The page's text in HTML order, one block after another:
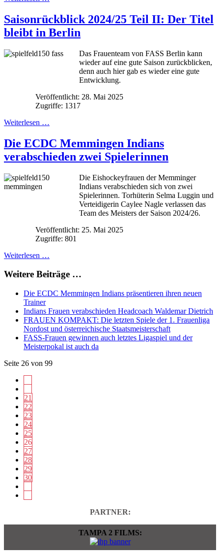
Saisonrückblick 2024/25 Teil II: Der Titel
bleibt in Berlin
Das Frauenteam von FASS Berlin kann
wieder auf eine gute Saison zurückblicken,
denn auch hier gab es wieder eine gute
Entwicklung.
Veröffentlicht: 28. Mai 2025
Zugriffe: 1317
Weiterlesen …
Die ECDC Memmingen Indians
verabschieden zwei Spielerinnen
Die Eishockeyfrauen der Memminger
Indians verabschieden sich von zwei
Spielerinnen. Torhüterin Selma Luggin und
Verteidigerin Caylee Nagle verlassen das
Team des Meisters der Saison 2024/26.
Veröffentlicht: 25. Mai 2025
Zugriffe: 801
Weiterlesen …
Weitere Beiträge …
Die ECDC Memmingen Indians präsentieren ihren neuen
Trainer
Indians Frauen verabschieden Headcoach Waldemar Dietrich
FRAUEN KOMPAKT: Die letzten Spiele der 1. Frauenliga
Nordost und österreichische Staatsmeisterschaft
FASS-Frauen gewinnen auch letztes Ligaspiel und der
Meisterpokal ist auch da
Seite 26 von 99
21
22
23
24
25
26
27
28
29
30
PARTNER:
TAMPA 2 FILMS: